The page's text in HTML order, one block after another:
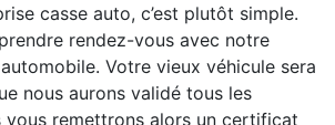
casse auto, c’est plutôt simple.
prendre rendez-vous avec notre
Votre vieux véhicule sera
nous aurons validé tous les
vous remettrons alors un certificat